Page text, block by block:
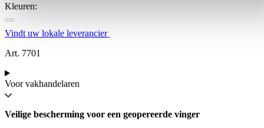
Kleuren:
Vindt uw lokale leverancier
Art. 7701
Voor vakhandelaren
Veilige bescherming voor een geopereerde vinger